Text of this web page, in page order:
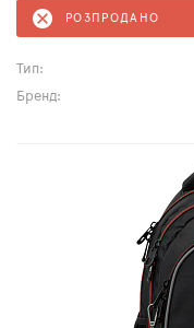
РОЗПРОДАНО
Тип:
Бренд: